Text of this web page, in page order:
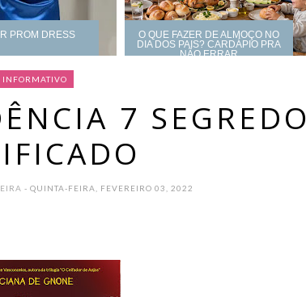
PROM DRESS
O QUE FAZER DE ALMOÇO NO
DIA DOS PAIS? CARDÁPIO PRA
NÃO ERRAR
INFORMATIVO
7 SEGREDO
- QUINTA-FEIRA, FEVEREIRO 03, 2022